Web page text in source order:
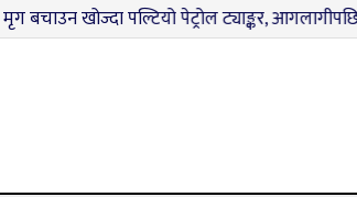
पल्टियो पेट्रोल ट्याङ्कर, आगलागीपछि पूर्ण रूपमा